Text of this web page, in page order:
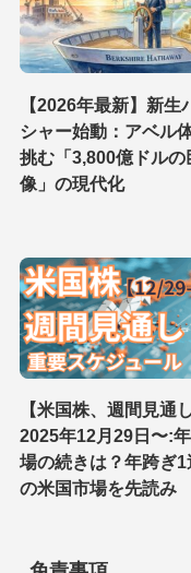
【2026年最新】新生
シャー始動：アベル
挑む「3,800億ドルの
像」の現代化
【米国株、週間見通し
2025年12月29日〜:
場の続きは？年跨ぎ1
の米国市場を先読み